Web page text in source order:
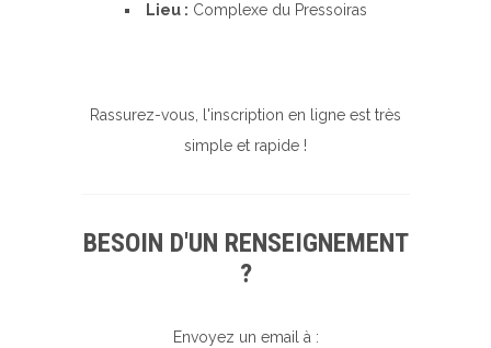
Lieu : Complexe du Pressoiras
Rassurez-vous, l'inscription en ligne est très
simple et rapide !
BESOIN D'UN RENSEIGNEMENT
?
Envoyez un email à :